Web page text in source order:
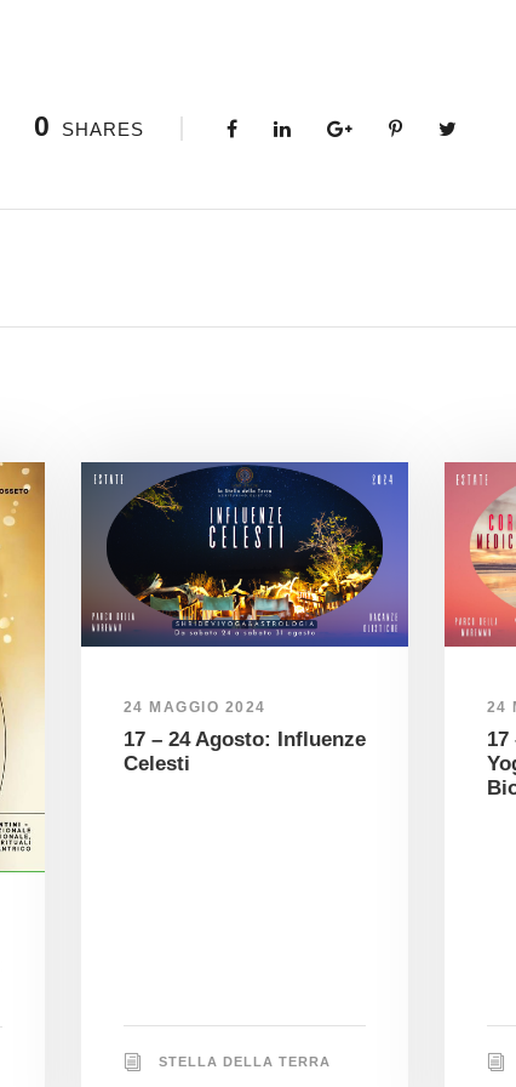
0 SHARES
24 MAGGIO 2024
17 – 24 Agosto: Influenze
Celesti
STELLA DELLA TERRA
24
17